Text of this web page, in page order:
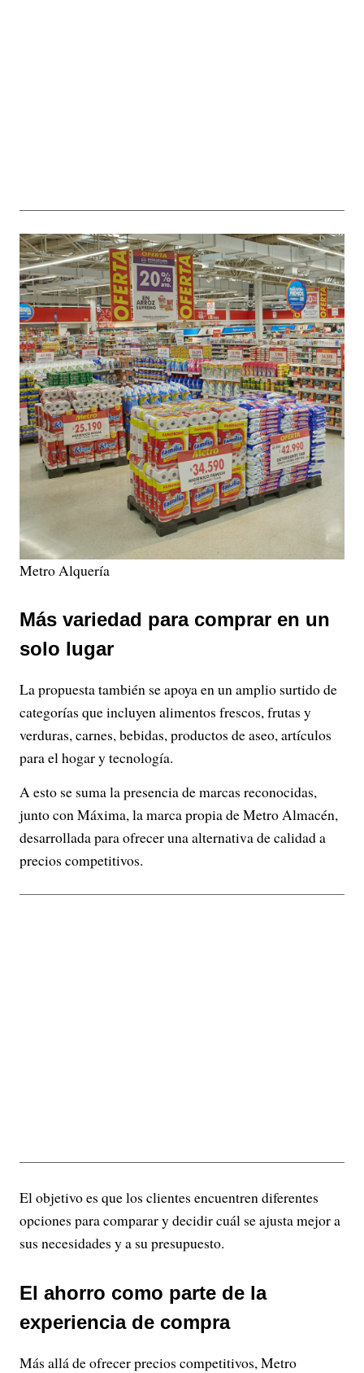
Metro Alquería
Más variedad para comprar en un
solo lugar
La propuesta también se apoya en un amplio surtido de
categorías que incluyen alimentos frescos, frutas y
verduras, carnes, bebidas, productos de aseo, artículos
para el hogar y tecnología.
A esto se suma la presencia de marcas reconocidas,
junto con Máxima, la marca propia de Metro Almacén,
desarrollada para ofrecer una alternativa de calidad a
precios competitivos.
El objetivo es que los clientes encuentren diferentes
opciones para comparar y decidir cuál se ajusta mejor a
sus necesidades y a su presupuesto.
El ahorro como parte de la
experiencia de compra
Más allá de ofrecer precios competitivos, Metro